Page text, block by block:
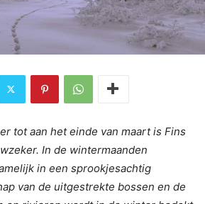
tot aan het einde van maart is Fins
In de wintermaanden
in een sprookjesachtig
van de uitgestrekte bossen en de